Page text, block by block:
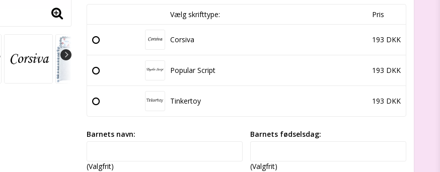
Vælg skrifttype: Pris
Corsiva 193 DKK
Popular Script 193 DKK
Tinkertoy 193 DKK
Barnets navn:
(Valgfrit)
Barnets fødselsdag:
(Valgfrit)